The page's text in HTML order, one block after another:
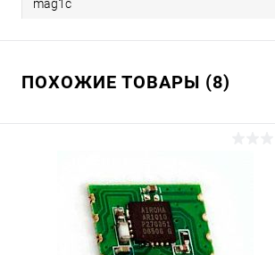
mag1c
ПОХОЖИЕ ТОВАРЫ (8)